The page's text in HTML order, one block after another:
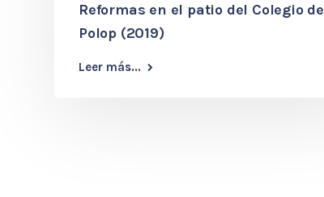
Reformas en el patio del Colegio de
Polop (2019)
Leer más...